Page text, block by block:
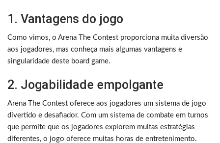
1. Vantagens do jogo
Como vimos, o Arena The Contest proporciona muita diversão
aos jogadores, mas conheça mais algumas vantagens e
singularidade deste board game.
2. Jogabilidade empolgante
Arena The Contest oferece aos jogadores um sistema de jogo
divertido e desafiador. Com um sistema de combate em turnos
que permite que os jogadores explorem muitas estratégias
diferentes, o jogo oferece muitas horas de entretenimento.